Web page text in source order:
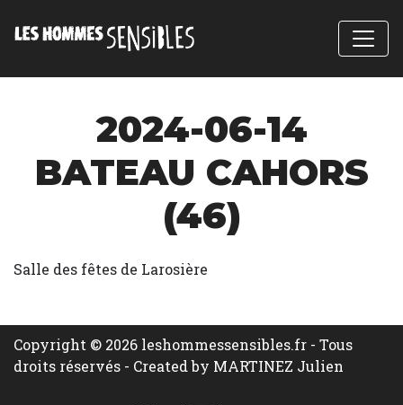
2024-06-14
BATEAU CAHORS
(46)
Salle des fêtes de Larosière
Copyright © 2026 leshommessensibles.fr - Tous
droits réservés - Created by MARTINEZ Julien